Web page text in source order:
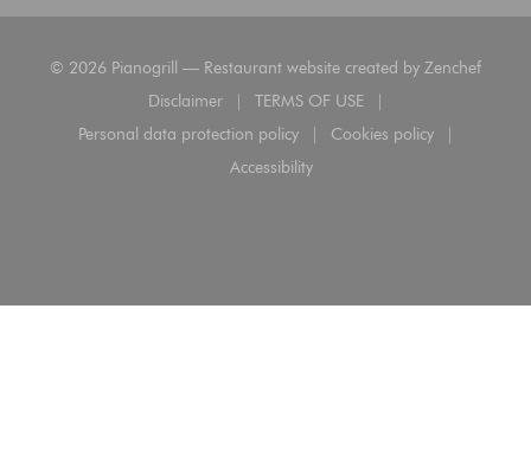
© 2026 Pianogrill — Restaurant website created by Zenchef
Disclaimer
((opens in a new window))
TERMS OF USE
((opens in a new window))
Personal data protection policy
((opens in a new window))
Cookies policy
((opens in a new
Accessibility
((opens in a new window))